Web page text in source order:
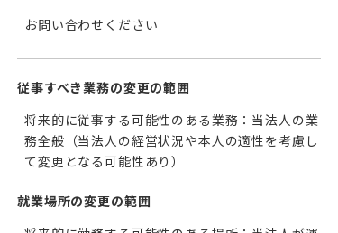
お問い合わせください
従事すべき業務の変更の範囲
将来的に従事する可能性のある業務：当法人の業
務全般（当法人の経営状況や本人の適性を考慮し
て変更となる可能性あり）
就業場所の変更の範囲